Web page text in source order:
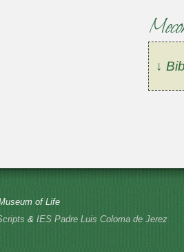
↓
of Life
& IES Padre Luis Coloma de Jerez